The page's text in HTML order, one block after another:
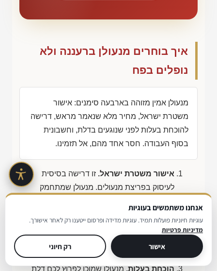
איך בוחרים מנעולן ברעננה ולא
נופלים בפח
מנעולן אמין מזוהה בארבעה סימנים: אישור
משטרת ישראל, מחיר מלא שנאמר מראש, דרישה
להוכחת בעלות לפני שנוגעים בדלת, וחשבונית
בסוף העבודה. חסר אחד מהם, אל תזמינו.
אישור משטרת ישראל. זו דרישה בסיסית
לעיסוק בפריצת מנעולים. מנעולן שמתחמק
עבודה וחלקים. הצעה נמוכה בצורה חריגה
בטלפון כמעט תמיד מסתיימת בחשבון אחר
הוכחת בעלות. מנעולן שמוכן לפרוץ לכם דלת
אנחנו משתמשים בעוגיות
עוגיות חיוניות פועלות תמיד. עוגיות מדידה ופרסום ייטענו רק לאחר אישורך.
מדיניות פרטיות
אישור רק חיוני